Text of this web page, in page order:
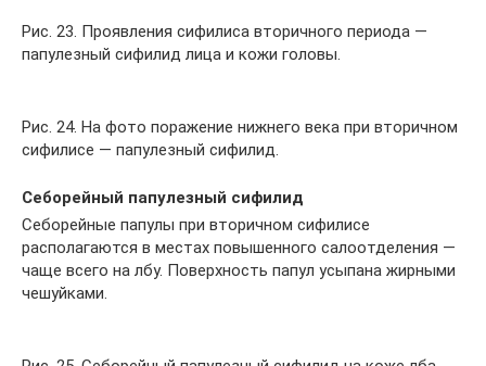
Рис. 23. Проявления сифилиса вторичного периода —
папулезный сифилид лица и кожи головы.
Рис. 24. На фото поражение нижнего века при вторичном
сифилисе — папулезный сифилид.
Себорейный папулезный сифилид
Себорейные папулы при вторичном сифилисе
располагаются в местах повышенного салоотделения —
чаще всего на лбу. Поверхность папул усыпана жирными
чешуйками.